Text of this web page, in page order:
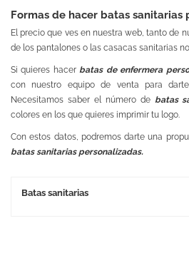
Formas de hacer batas sanitarias
El precio que ves en nuestra web, tanto de
de los pantalones o las casacas sanitarias
Si quieres hacerbatas de enfermera
con nuestro equipo de venta para
Necesitamos saber el número de batas
colores en los que quieres imprimir tu logo.
Con estos datos, podremos darte una
batas sanitarias personalizadas.
Batas sanitarias